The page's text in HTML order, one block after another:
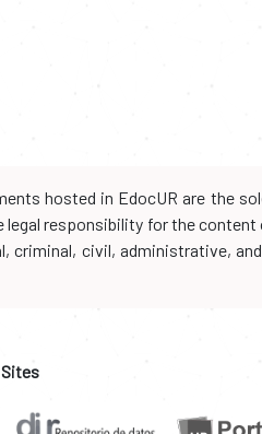
hosted in EdocUR are the
responsibility for the
criminal, civil, administrative,
Sites